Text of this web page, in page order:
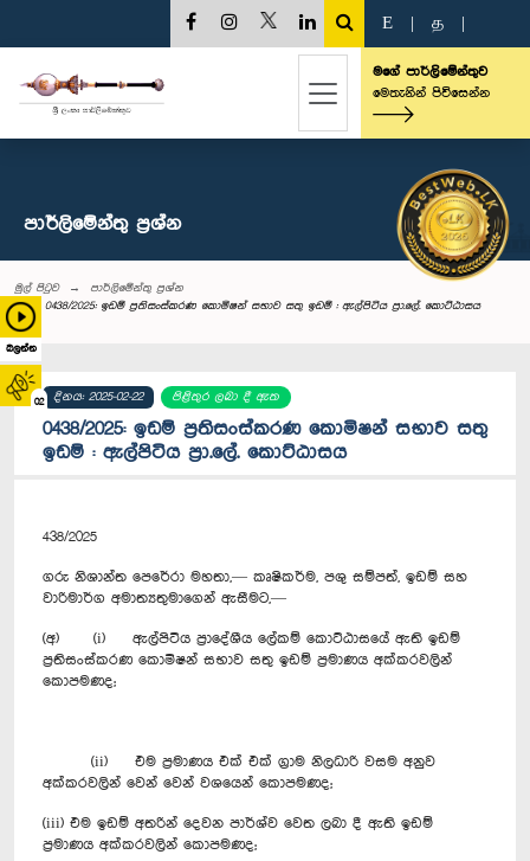
බලන්න
02
E த
මගේ පාර්ලිමේන්තුව
මෙතැනින් පිවිසෙන්න
පාර්ලි‌මේන්තු‌ ප්‍රශ්න
මුල් පිටුව
පාර්ලි‌මේන්තු‌ ප්‍රශ්න
0438/2025: ඉඩම් ප්‍රතිසංස්කරණ කොමිෂන් සභාව සතු ඉඩම් : ඇල්පිටිය ප්‍රා.ලේ. කොට්ඨාසය
දිනය: 2025-02-22 පිළිතුර ලබා දී ඇත
0438/2025: ඉඩම් ප්‍රතිසංස්කරණ කොමිෂන් සභාව සතු
ඉඩම් : ඇල්පිටිය ප්‍රා.ලේ. කොට්ඨාසය
438/2025
ගරු නිශාන්ත පෙරේරා මහතා,— කෘෂිකර්ම, පශු සම්පත්, ඉඩම් සහ
වාරිමාර්ග අමාත්‍යතුමාගෙන් ඇසීමට,—
(අ) (i) ඇල්පිටිය ප්‍රාදේශීය ලේකම් කොට්ඨාසයේ ඇති ඉඩම්
ප්‍රතිසංස්කරණ කොමිෂන් සභාව සතු ඉඩම් ප්‍රමාණය අක්කරවලින්
කොපමණද;
(ii) එම ප්‍රමාණය එක් එක් ග්‍රාම නිලධාරි වසම අනුව
අක්කරවලින් වෙන් වෙන් වශයෙන් කොපමණද;
(iii) එම ඉඩම් අතරින් දෙවන පාර්ශ්ව වෙත ලබා දී ඇති ඉඩම්
ප්‍රමාණය අක්කරවලින් කොපමණද;